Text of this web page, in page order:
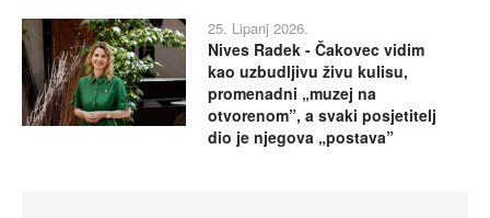
25. Lipanj 2026.
Nives Radek - Čakovec vidim
kao uzbudljivu živu kulisu,
promenadni „muzej na
otvorenom”, a svaki posjetitelj
dio je njegova „postava”